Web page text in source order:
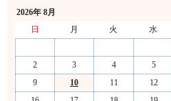
2026年 8月
日
月 火 水
2
3 4 5
9
10 11 12